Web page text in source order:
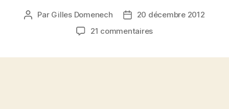
Auteur
Par Gilles Domenech
Date20 décembre 2012
21 commentairessur